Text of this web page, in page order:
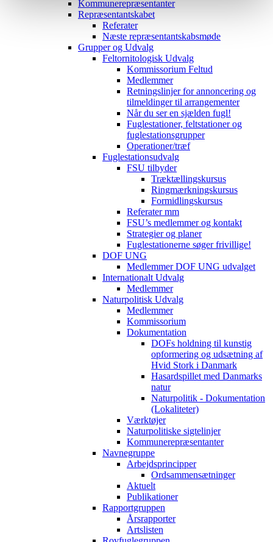
Kommunerepræsentanter
Repræsentantskabet
Referater
Næste repræsentantskabsmøde
Grupper og Udvalg
Feltornitologisk Udvalg
Kommissorium Feltud
Medlemmer
Retningslinjer for annoncering og
tilmeldinger til arrangementer
Når du ser en sjælden fugl!
Fuglestationer, feltstationer og
fuglestationsgrupper
Operationer/træf
Fuglestationsudvalg
FSU tilbyder
Træktællingskursus
Ringmærkningskursus
Formidlingskursus
Referater mm
FSU’s medlemmer og kontakt
Strategier og planer
Fuglestationerne søger frivillige!
DOF UNG
Medlemmer DOF UNG udvalget
Internationalt Udvalg
Medlemmer
Naturpolitisk Udvalg
Medlemmer
Kommissorium
Dokumentation
DOFs holdning til kunstig
opformering og udsætning af
Hvid Stork i Danmark
Hasardspillet med Danmarks
natur
Naturpolitik - Dokumentation
(Lokaliteter)
Værktøjer
Naturpolitiske sigtelinjer
Kommunerepræsentanter
Navnegruppe
Arbejdsprincipper
Ordsammensætninger
Aktuelt
Publikationer
Rapportgruppen
Årsrapporter
Artslisten